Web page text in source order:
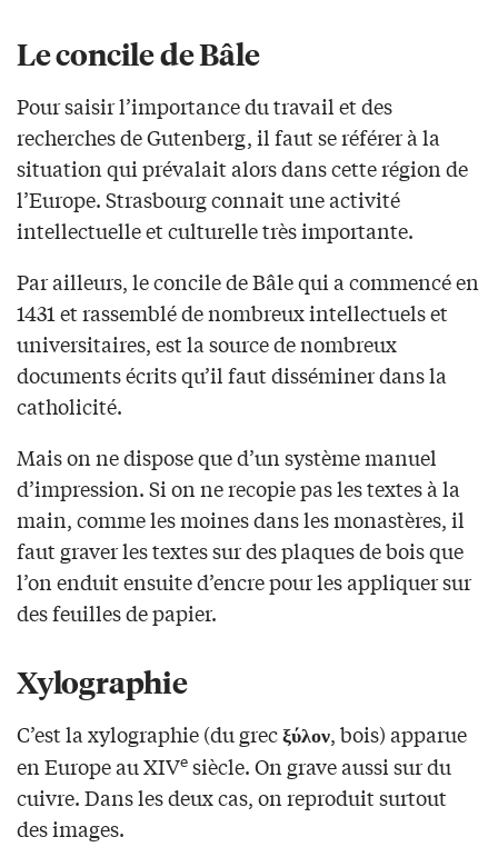
Le concile de Bâle
Pour saisir l’importance du travail et des
recherches de Gutenberg, il faut se référer à la
situation qui prévalait alors dans cette région de
l’Europe. Strasbourg connait une activité
intellectuelle et culturelle très importante.
Par ailleurs, le concile de Bâle qui a commencé en
1431 et rassemblé de nombreux intellectuels et
universitaires, est la source de nombreux
documents écrits qu’il faut disséminer dans la
catholicité.
Mais on ne dispose que d’un système manuel
d’impression. Si on ne recopie pas les textes à la
main, comme les moines dans les monastères, il
faut graver les textes sur des plaques de bois que
l’on enduit ensuite d’encre pour les appliquer sur
des feuilles de papier.
Xylographie
C’est la xylographie (du grecξύλον, bois) apparue
en Europe au XIVe siècle. On grave aussi sur du
cuivre. Dans les deux cas, on reproduit surtout
des images.